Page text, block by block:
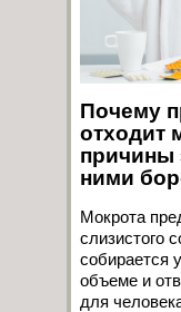
Почему
отходит
причины
ними
Мокрота
слизистого
собирается
объеме и
для